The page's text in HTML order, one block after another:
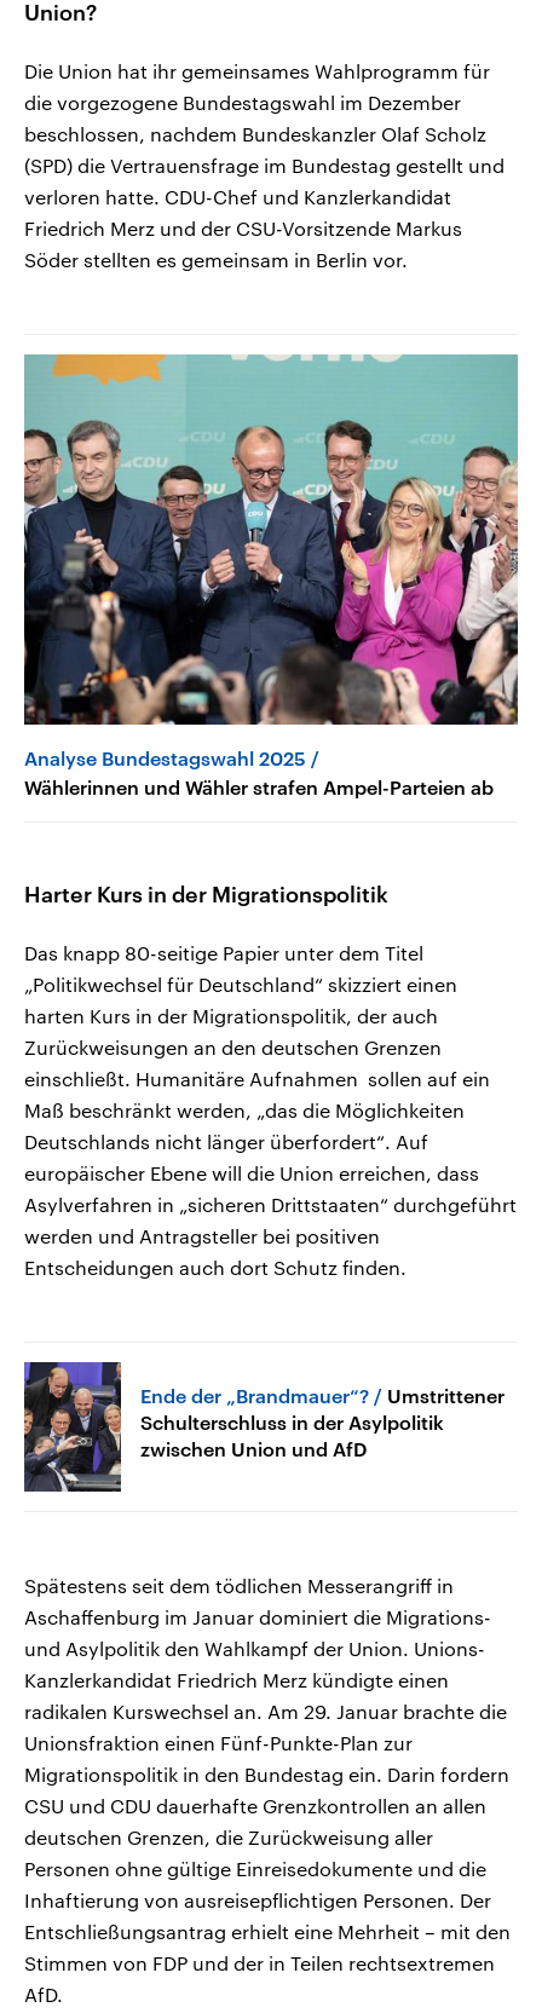
Union?
Die Union hat ihr gemeinsames Wahlprogramm für
die vorgezogene Bundestagswahl im Dezember
beschlossen, nachdem Bundeskanzler Olaf Scholz
(SPD) die Vertrauensfrage im Bundestag gestellt und
verloren hatte. CDU-Chef und Kanzlerkandidat
Friedrich Merz und der CSU-Vorsitzende Markus
Söder stellten es gemeinsam in Berlin vor.
Analyse Bundestagswahl 2025
Wählerinnen und Wähler strafen Ampel-Parteien ab
Harter Kurs in der Migrationspolitik
Das knapp 80-seitige Papier unter dem Titel
„Politikwechsel für Deutschland“ skizziert einen
harten Kurs in der Migrationspolitik, der auch
Zurückweisungen an den deutschen Grenzen
einschließt. Humanitäre Aufnahmen sollen auf ein
Maß beschränkt werden, „das die Möglichkeiten
Deutschlands nicht länger überfordert“. Auf
europäischer Ebene will die Union erreichen, dass
Asylverfahren in „sicheren Drittstaaten“ durchgeführt
werden und Antragsteller bei positiven
Entscheidungen auch dort Schutz finden.
Ende der „Brandmauer“?
Umstrittener
Schulterschluss in der Asylpolitik
zwischen Union und AfD
Spätestens seit dem tödlichen Messerangriff in
Aschaffenburg im Januar dominiert die Migrations-
und Asylpolitik den Wahlkampf der Union. Unions-
Kanzlerkandidat Friedrich Merz kündigte einen
radikalen Kurswechsel an. Am 29. Januar brachte die
Unionsfraktion einen Fünf-Punkte-Plan zur
Migrationspolitik in den Bundestag ein. Darin fordern
CSU und CDU dauerhafte Grenzkontrollen an allen
deutschen Grenzen, die Zurückweisung aller
Personen ohne gültige Einreisedokumente und die
Inhaftierung von ausreisepflichtigen Personen. Der
Entschließungsantrag erhielt eine Mehrheit – mit den
Stimmen von FDP und der in Teilen rechtsextremen
AfD.